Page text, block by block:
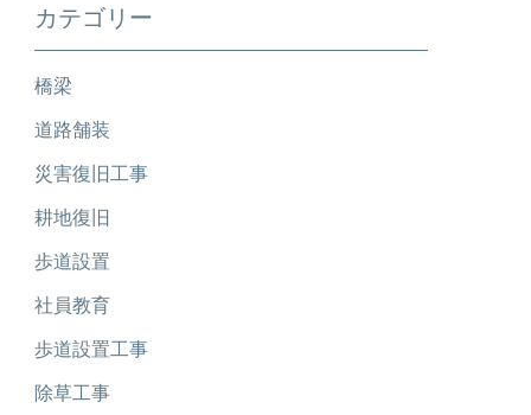
カテゴリー
橋梁
道路舗装
災害復旧工事
耕地復旧
歩道設置
社員教育
歩道設置工事
除草工事